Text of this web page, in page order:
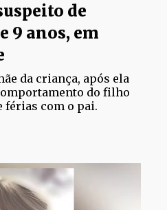
de
9 anos, em
da criança, após ela
do filho
férias com o pai.